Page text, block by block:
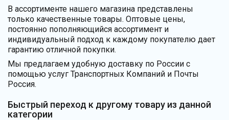
В ассортименте нашего магазина представлены
только качественные товары. Оптовые цены,
постоянно пополняющийся ассортимент и
индивидуальный подход к каждому покупателю дает
гарантию отличной покупки.
Мы предлагаем удобную доставку по России с
помощью услуг Транспортных Компаний и Почты
Россия.
Быстрый переход к другому товару из данной
категории